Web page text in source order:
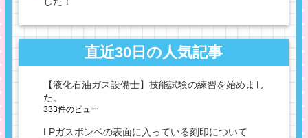
直近30日の人気記事
【液化石油ガス設備士】技能試験の練習を始めまし
た。
333件のビュー
LPガスボンベの表面に入っている刻印について